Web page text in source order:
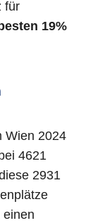
für
besten 19%
Wien 2024
4621
2931
einen